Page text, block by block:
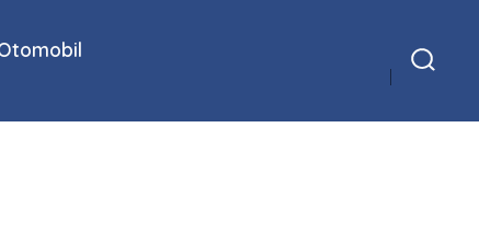
Arama
Göster/Gizle